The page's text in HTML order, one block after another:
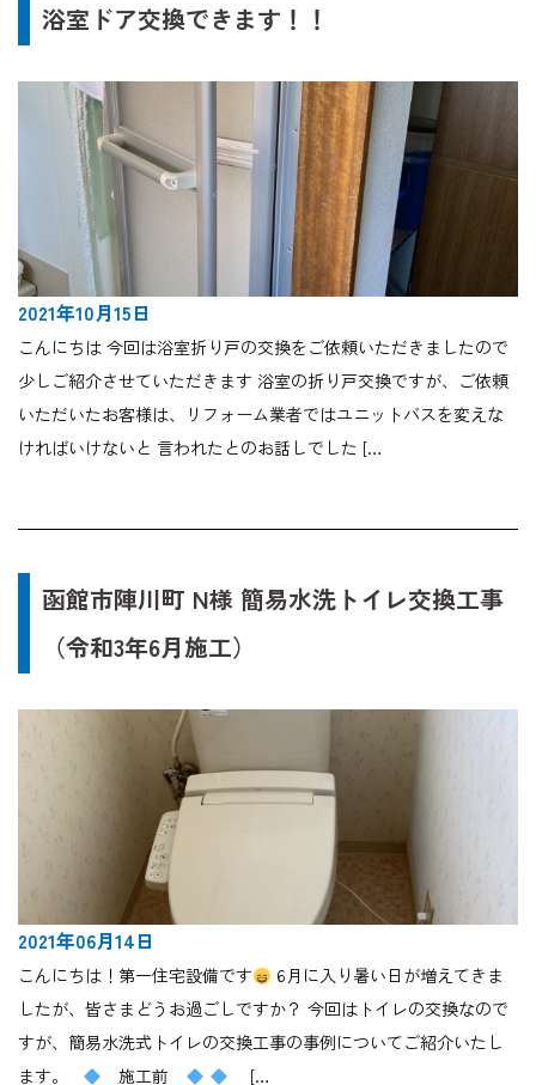
浴室ドア交換できます！！
2021年10月15日
こんにちは 今回は浴室折り戸の交換をご依頼いただきましたので
少しご紹介させていただきます 浴室の折り戸交換ですが、ご依頼
いただいたお客様は、リフォーム業者ではユニットバスを変えな
ければいけないと 言われたとのお話しでした […
函館市陣川町 N様 簡易水洗トイレ交換工事
（令和3年6月施工）
2021年06月14日
こんにちは！第一住宅設備です
6月に入り暑い日が増えてきま
したが、皆さまどうお過ごしですか？ 今回はトイレの交換なので
すが、簡易水洗式トイレの交換工事の事例についてご紹介いたし
ます。
施工前 […